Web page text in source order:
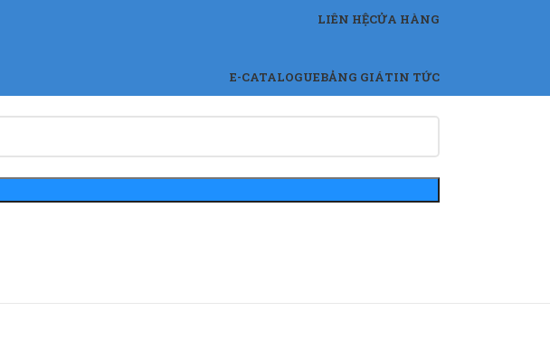
LIÊN HỆCỬA HÀNG
E-CATALOGUEBẢNG GIÁTIN TỨC